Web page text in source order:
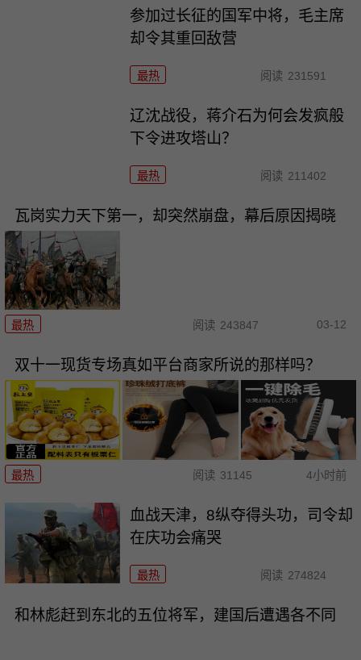
参加过长征的国军中将，毛主席
却令其重回敌营
最热 阅读 231591
辽沈战役，蒋介石为何会发疯般
下令进攻塔山？
最热 阅读 211402
瓦岗实力天下第一，却突然崩盘，幕后原因揭晓
最热 阅读 243847 03-12
双十一现货专场真如平台商家所说的那样吗？
最热 阅读 31145 4小时前
血战天津，8纵夺得头功，司令却
在庆功会痛哭
最热 阅读 274824
和林彪赶到东北的五位将军，建国后遭遇各不同